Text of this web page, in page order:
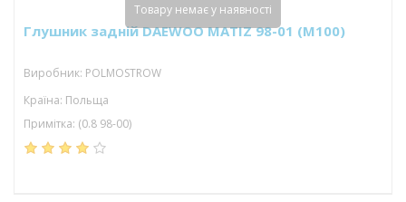
Глушник задній DAEWOO MATIZ 98-01 (M100)
Виробник: POLMOSTROW
Країна: Польща
Примітка: (0.8 98-00)
Товару немає у наявності